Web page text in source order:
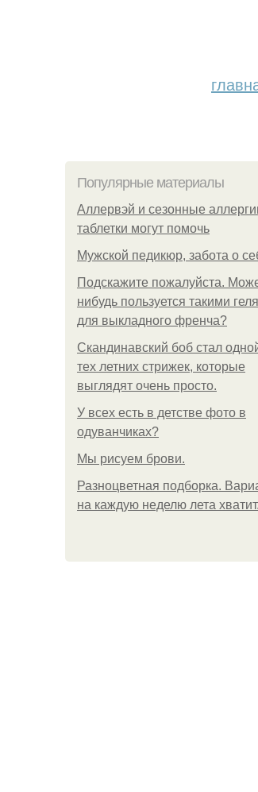
Популярные материалы
Аллервэй и сезонные
таблетки могут помочь
Мужской педикюр, забота о
Подскажите пожалуйста.
нибудь пользуется такими
для выкладного френча?
Скандинавский боб стал
тех летних стрижек, которые
выглядят очень просто.
У всех есть в детстве фото в
одуванчиках?
Мы рисуем брови.
Разноцветная подборка.
на каждую неделю лета хватит.